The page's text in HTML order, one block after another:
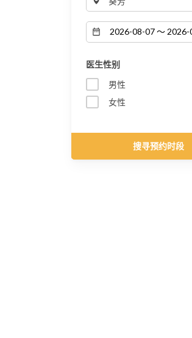
医生性别
男性
女性
搜寻预约时段